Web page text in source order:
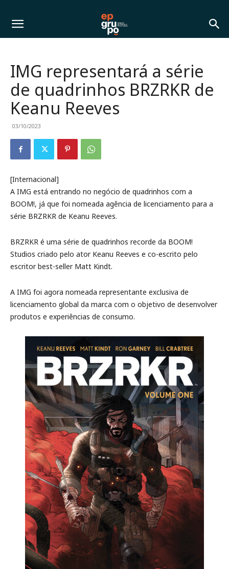
IMG representará a série
de quadrinhos BRZRKR de
Keanu Reeves
03/10/2023
[Internacional]
A IMG está entrando no negócio de quadrinhos com a
BOOM!, já que foi nomeada agência de licenciamento para a
série BRZRKR de Keanu Reeves.
BRZRKR é uma série de quadrinhos recorde da BOOM!
Studios criado pelo ator Keanu Reeves e co-escrito pelo
escritor best-seller Matt Kindt.
A IMG foi agora nomeada representante exclusiva de
licenciamento global da marca com o objetivo de desenvolver
produtos e experiências de consumo.